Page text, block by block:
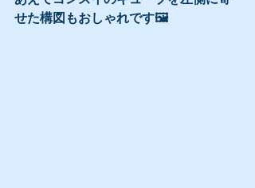
せた構図もおしゃれです🖼️